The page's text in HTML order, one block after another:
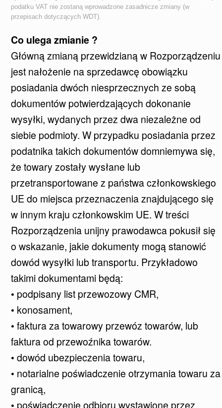
podatku VAT nie zostaną wprowadzone zasadnicze zmiany (w
przepisach dotyczących WDT).
Co ulega zmianie ?
Główną zmianą przewidzianą w Rozporządzeniu
jest nałożenie na sprzedawcę obowiązku
posiadania dwóch niesprzecznych ze sobą
dokumentów potwierdzających dokonanie
wysyłki, wydanych przez dwa niezależne od
siebie podmioty. W przypadku posiadania przez
podatnika takich dokumentów domniemywa się,
że towary zostały wysłane lub
przetransportowane z państwa członkowskiego
UE do miejsca przeznaczenia znajdującego się
w innym kraju członkowskim UE. W treści
Rozporządzenia unijny prawodawca pokusił się
o wskazanie, jakie dokumenty mogą stanowić
dowód wysyłki lub transportu. Przykładowo
takimi dokumentami będą:
• podpisany list przewozowy CMR,
• konosament,
• faktura za towarowy przewóz towarów, lub
faktura od przewoźnika towarów.
• dowód ubezpieczenia towaru,
• notarialne poświadczenie otrzymania towaru za
granicą,
• poświadczenie odbioru wystawione przez